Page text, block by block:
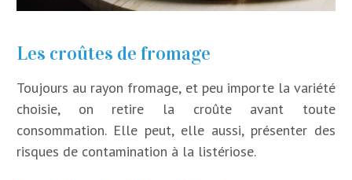
Les croûtes de fromage
Toujours au rayon fromage, et peu importe la variété
choisie, on retire la croûte avant toute
consommation. Elle peut, elle aussi, présenter des
risques de contamination à la listériose.